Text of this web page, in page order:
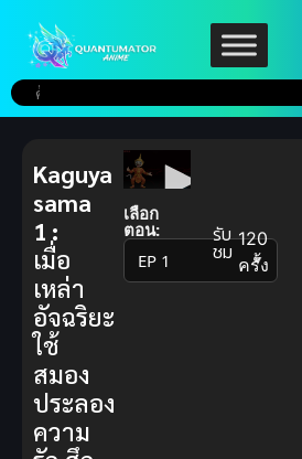
เลือก
ตอน:
▼
รับ
ชม 120
ครั้ง
Kaguya
sama
1 :
เมื่อ
เหล่า
อัจฉริยะ
ใช้
สมอง
ประลอง
ความ